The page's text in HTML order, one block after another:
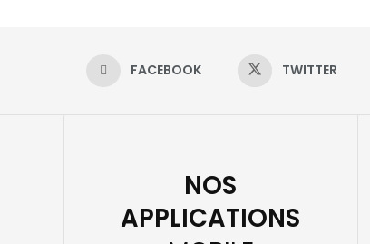
FACEBOOK TWITTER
NOS
APPLICATIONS